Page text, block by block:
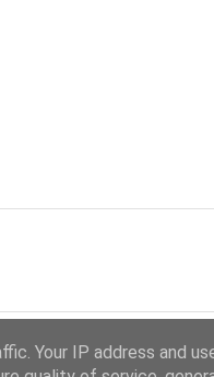
Your IP address and